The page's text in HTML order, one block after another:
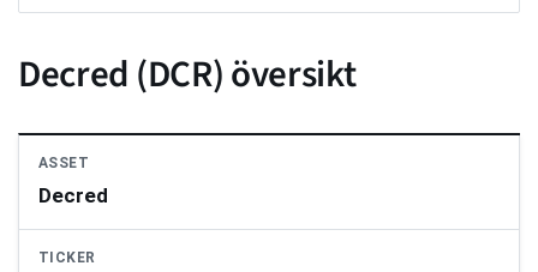
Decred (DCR) översikt
ASSET
Decred
TICKER